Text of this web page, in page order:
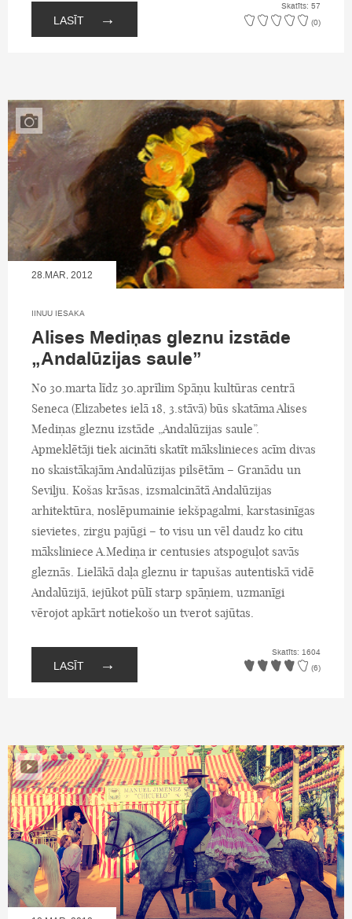
LASĪT →
Skatīts: 57
(0)
28.MAR, 2012
IINUU IESAKA
Alises Mediņas gleznu izstāde
„Andalūzijas saule”
No 30.marta līdz 30.aprīlim Spāņu kultūras centrā
Seneca (Elizabetes ielā 18, 3.stāvā) būs skatāma Alises
Mediņas gleznu izstāde „Andalūzijas saule”.
Apmeklētāji tiek aicināti skatīt mākslinieces acīm divas
no skaistākajām Andalūzijas pilsētām – Granādu un
Seviļju. Košas krāsas, izsmalcinātā Andalūzijas
arhitektūra, noslēpumainie iekšpagalmi, karstasinīgas
sievietes, zirgu pajūgi – to visu un vēl daudz ko citu
māksliniece A.Mediņa ir centusies atspoguļot savās
gleznās. Lielākā daļa gleznu ir tapušas autentiskā vidē
Andalūzijā, iejūkot pūlī starp spāņiem, uzmanīgi
vērojot apkārt notiekošo un tverot sajūtas.
LASĪT →
Skatīts: 1604
(6)